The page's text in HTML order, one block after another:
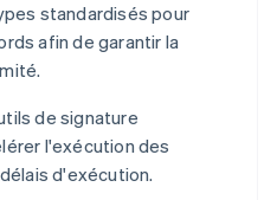
standardisés pour
afin de garantir la
de signature
l'exécution des
d'exécution.